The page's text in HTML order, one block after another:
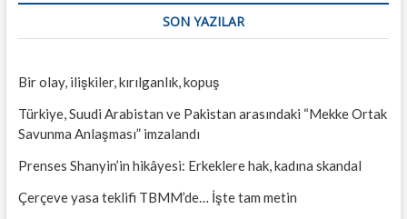
SON YAZILAR
Bir olay, ilişkiler, kırılganlık, kopuş
Türkiye, Suudi Arabistan ve Pakistan arasındaki “Mekke Ortak
Savunma Anlaşması” imzalandı
Prenses Shanyin’in hikâyesi: Erkeklere hak, kadına skandal
Çerçeve yasa teklifi TBMM’de… İşte tam metin